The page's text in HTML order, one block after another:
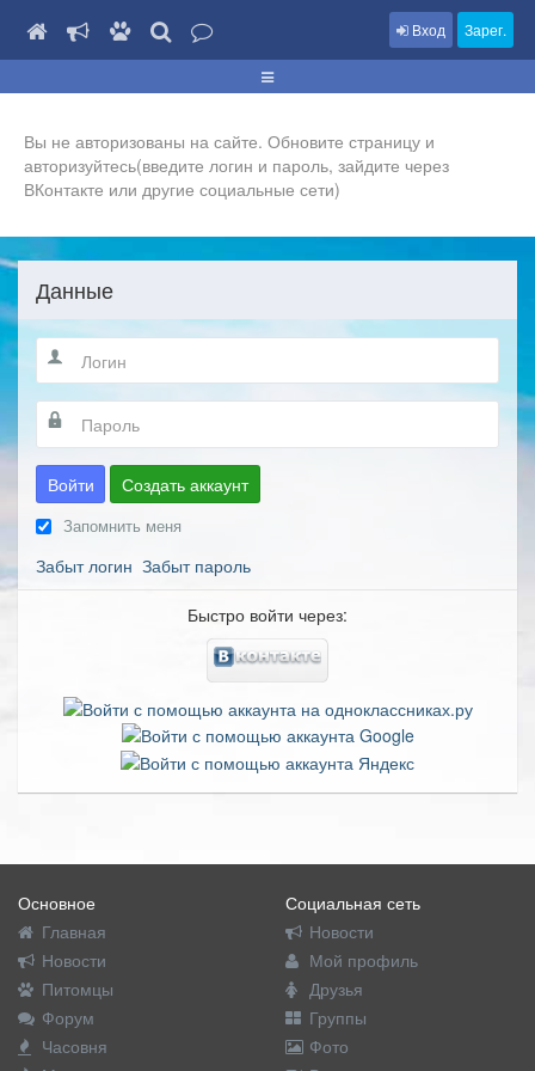
Вход Зарег.
Вы не авторизованы на сайте. Обновите страницу и
авторизуйтесь(введите логин и пароль, зайдите через
ВКонтакте или другие социальные сети)
Данные
Войти Создать аккаунт
Запомнить меня
Забыт логин Забыт пароль
Быстро войти через:
Основное
Главная
Новости
Питомцы
Форум
Часовня
Социальная сеть
Новости
Мой профиль
Друзья
Группы
Фото